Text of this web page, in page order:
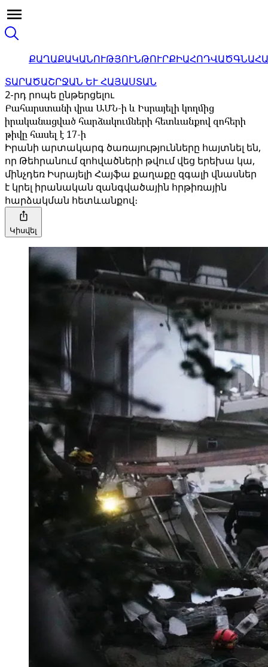
ՔԱՂԱՔԱԿԱՆՈՒԹՅՈՒՆԹՈՒՐՔԻԱՀՈԴՎԱԾ
ՏԱՐԱԾԱՇՐՋԱՆ ԵՒ ՀԱՅԱՍՏԱՆ
2-րդ րոպե ընթերցելու
Բահարստանի վրա ԱՄՆ-ի և Իսրայելի կողմից
իրականացված հարձակումների հետևանքով զոհերի
թիվը հասել է 17-ի
Իրանի արտակարգ ծառայությունները հայտնել են,
որ Թեհրանում զոհվածների թվում վեց երեխա կա,
մինչդեռ Իսրայելի Հայֆա քաղաքը զգալի վնասներ
է կրել իրանական զանգվածային հրթիռային
հարձակման հետևանքով։
Կիսվել